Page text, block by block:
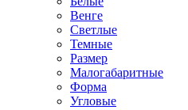
Венге
Светлые
Темные
Размер
Малогабаритные
Форма
Угловые